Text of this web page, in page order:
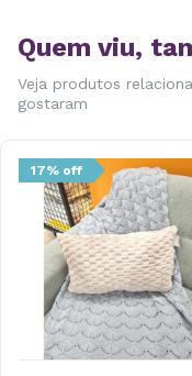
Quem viu,
Veja produtos
gostaram
17% off